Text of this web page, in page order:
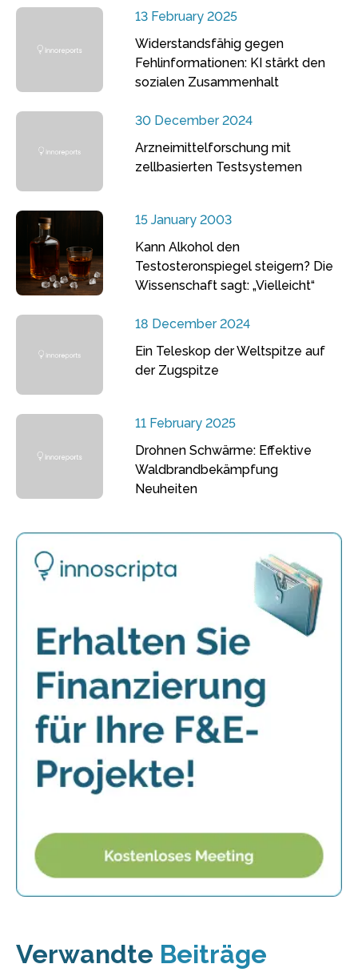
13 February 2025
Widerstandsfähig gegen
Fehlinformationen: KI stärkt den
sozialen Zusammenhalt
30 December 2024
Arzneimittelforschung mit
zellbasierten Testsystemen
15 January 2003
Kann Alkohol den
Testosteronspiegel steigern? Die
Wissenschaft sagt: „Vielleicht“
18 December 2024
Ein Teleskop der Weltspitze auf
der Zugspitze
11 February 2025
Drohnen Schwärme: Effektive
Waldbrandbekämpfung
Neuheiten
Verwandte Beiträge